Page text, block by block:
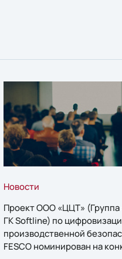
Новости
Проект ООО «ЦЦТ» (Группа
ГК Softline) по
производственной
FESCO номинирован на